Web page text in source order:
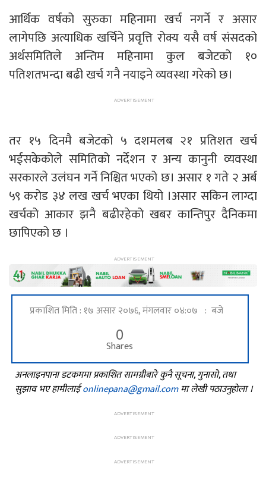
आर्थिक वर्षको सुरुका महिनामा खर्च नगर्ने र असार
लागेपछि अत्याधिक खर्चिने प्रवृत्ति रोक्य यसै वर्ष संसदको
अर्थसमितिले अन्तिम महिनामा कुल बजेटको १०
पतिशतभन्दा बढी खर्च गनै नयाइने व्यवस्था गरेको छ।
तर १५ दिनमै बजेटको ५ दशमलब २१ प्रतिशत खर्च
भईसकेकोले समितिको नर्देशन र अन्य कानुनी व्यवस्था
सरकारले उलंघन गर्ने निश्चित भएको छ। असार १ गते २ अर्ब
५९ करोड ३४ लख खर्च भएका थियो ।असार सकिन लाग्दा
खर्चको आकार झनै बढीरहेको खबर कान्तिपुर दैनिकमा
छापिएको छ ।
प्रकाशित मिति : १७ असार २०७६, मंगलवार ०४:०७ : बजे
0
Shares
अनलाइनपाना डटकममा प्रकाशित सामग्रीबारे कुनै सूचना, गुनासो, तथा
सुझाव भए हामीलाईonlinepana@gmail.comमा लेखी पठाउनुहोला ।